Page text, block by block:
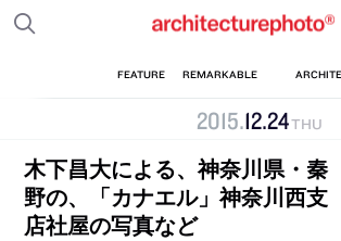
2015.12.24THU
木下昌大による、神奈川県・秦
野の、「カナエル」神奈川西支
店社屋の写真など